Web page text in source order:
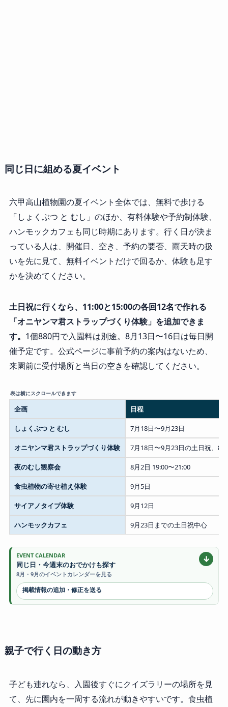
同じ日に組める夏イベント
六甲高山植物園の夏イベント全体では、無料で歩ける
「しょくぶつ と むし」のほか、有料体験や予約制体験、
ハンモックカフェも同じ時期にあります。行く日が決ま
っている人は、開催日、空き、予約の要否、雨天時の扱
いを先に見て、無料イベントだけで回るか、体験も足す
かを決めてください。
土日祝に行くなら、11:00と15:00の各回12名で作れる
「オニヤンマ君ストラップづくり体験」を追加できま
す。 1個880円で入園料は別途。8月13日〜16日は毎日開
催予定です。公式ページに事前予約の案内はないため、
来園前に受付場所と当日の空きを確認してください。
企画 日程
しょくぶつ と むし 7月18日〜9月23日
オニヤンマ君ストラップづくり体験 7月18日〜9月23日の土日祝、8
夜のむし観察会 8月2日 19:00〜21:00
食虫植物の寄せ植え体験 9月5日
サイアノタイプ体験 9月12日
ハンモックカフェ 9月23日までの土日祝中心
EVENT CALENDAR
同じ日・今週末のおでかけも探す
8月・9月のイベントカレンダーを見る
↓
掲載情報の追加・修正を送る
親子で行く日の動き方
子ども連れなら、入園後すぐにクイズラリーの場所を見
て、先に園内を一周する流れが動きやすいです。食虫植